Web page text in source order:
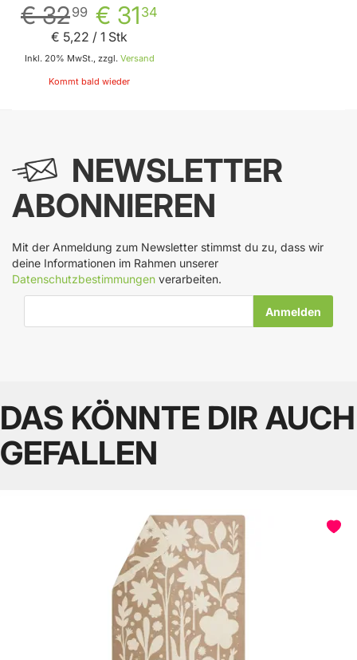
€ 31 34
€ 3299
Inkl. 20% MwSt., zzgl. Versand
€ 5,22 / 1 Stk
Kommt bald wieder
NEWSLETTER
ABONNIEREN
Mit der Anmeldung zum Newsletter stimmst du zu, dass wir
deine Informationen im Rahmen unserer
Datenschutzbestimmungen verarbeiten.
DAS KÖNNTE DIR AUCH
GEFALLEN